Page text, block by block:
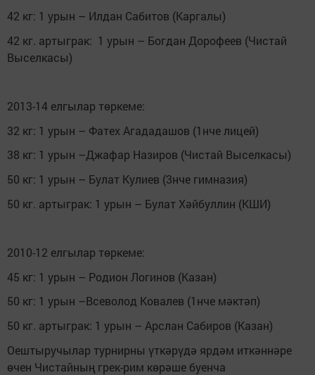
42 кг: 1 урын­ – Илдан Сабитов (Каргалы)
42 кг. артыграк: 1 урын – Богдан Дорофеев (Чистай
Выселкасы)
2013-14 елгылар төркеме:
32 кг: 1 урын – Фатех Агададашов (1нче лицей)
38 кг: 1 урын –Джафар Назиров (Чистай Выселкасы)
50 кг: 1 урын – Булат Кулиев (3нче гимназия)
50 кг. артыграк: 1 урын – Булат Хәйбуллин (КШИ)
2010-12 елгылар төркеме:
45 кг: 1 урын – Родион Логинов (Казан)
50 кг: 1 урын –Всеволод Ковалев (1нче мәктәп)
50 кг. артыграк: 1 урын – Арслан Сабиров (Казан)
Оештыручылар турнирны үткәрүдә ярдәм иткәннәре
өчен Чистайның грек-рим көрәше буенча